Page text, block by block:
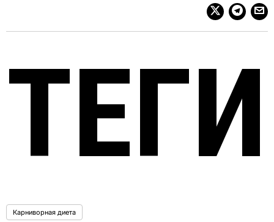
ТЕГИ
Карниворная диета